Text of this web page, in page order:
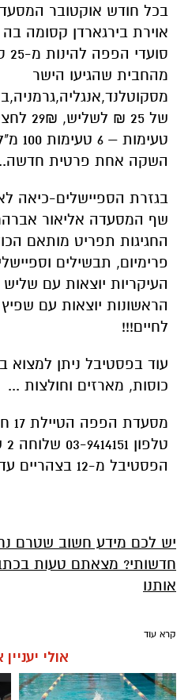
בכל חודש אוקטובר
אוירת בירגארדן קסומה בה
מהחבית שהגיעו הישר
השקה אחת פרטית
בגזרת הספיישלים-כיאה
שף המסעדה אליאור
החגיגות תפריט מותאם
פרימיום, תבשילים
העיקריות יוצאות עם
לחיים!!!
עוד בפסטיבל ניתן
כוסות, מארזים וחולצות ...
הפסטיבל מ-12 בצהריים עד אחרון הלקוחות
יש לכם מידע חשוב שטרם
חדשותי? מצאתם טעות
אותנו
קרא עוד
אולי